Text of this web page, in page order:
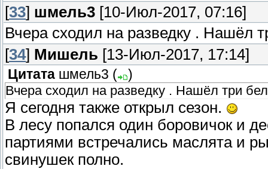
[33] шмель3 [10-Июл-2017, 07:16]
Вчера сходил на разведку . Нашёл
[34] Мишель [13-Июл-2017, 17:14]
Цитата шмель3 (
)
Вчера сходил на разведку . Нашёл три
Я сегодня также открыл сезон.
В лесу попался один боровичок и
партиями встречались маслята и
свинушек полно.